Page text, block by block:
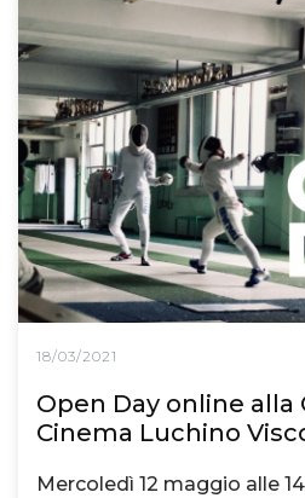
18/03/2021
Open Day online alla
Cinema Luchino
Mercoledì 12 maggio alle